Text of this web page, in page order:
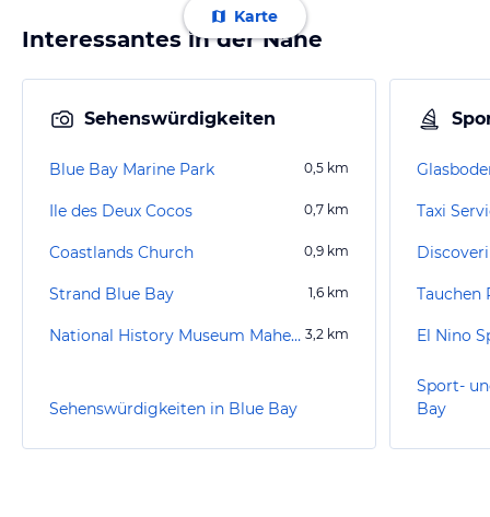
Karte
Interessantes in der Nähe
Sehenswürdigkeiten
Blue Bay Marine Park 0,5 km
Ile des Deux Cocos 0,7 km
Coastlands Church 0,9 km
Strand Blue Bay 1,6 km
National History Museum Mahebourg 3,2 km
Sehenswürdigkeiten in Blue Bay
Taxi
Tauchen
El Nino
Sport-
Bay